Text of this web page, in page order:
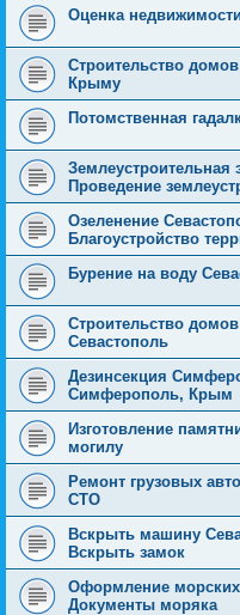
Оценка
Строительство
Крыму
Потомственная
Землеустроительная
Проведение
Озеленение
Благоустройство
Бурение на воду
Строительство
Севастополь
Дезинсекция
Симферополь, Крым
Изготовление
могилу
Ремонт грузовых
СТО
Вскрыть машину
Вскрыть замок
Оформление
Документы моряка